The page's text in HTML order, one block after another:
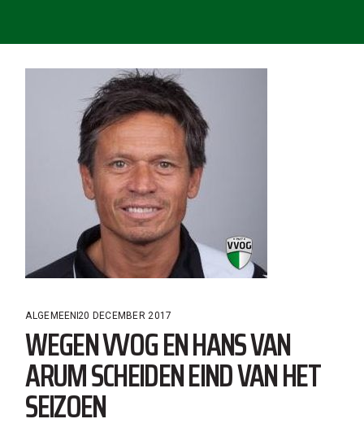
ALGEMEEN 20 DECEMBER 2017
WEGEN VVOG EN HANS VAN
ARUM SCHEIDEN EIND VAN HET
SEIZOEN